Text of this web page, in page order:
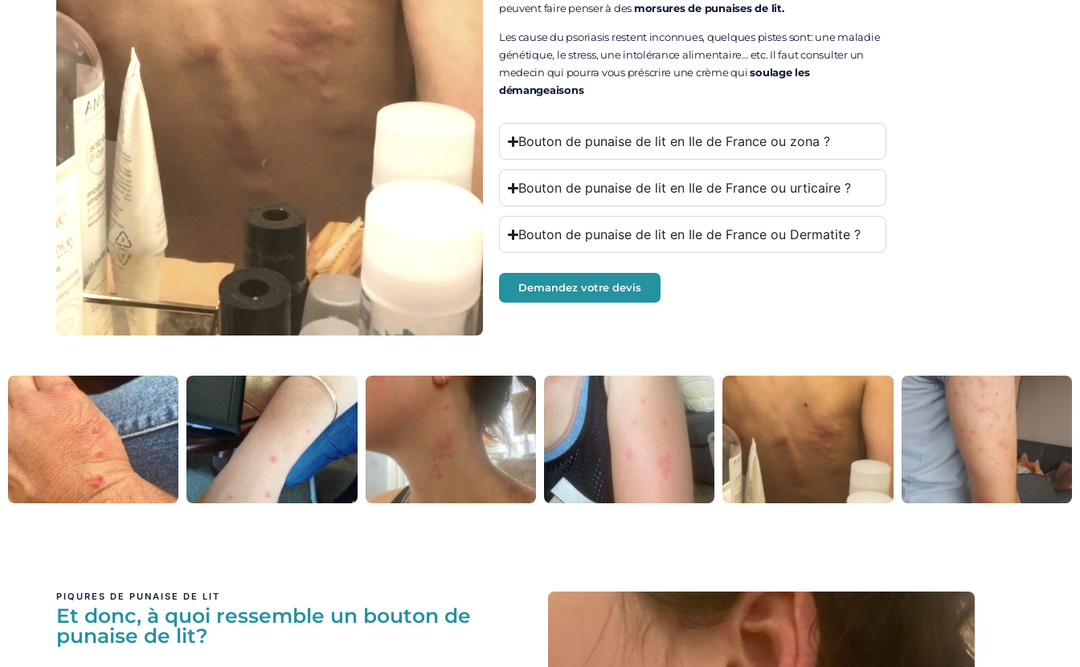
peuvent faire penser à des morsures de punaises de lit.
Les cause du psoriasis restent inconnues, quelques pistes sont: une maladie
génétique, le stress, une intolérance alimentaire… etc. Il faut consulter un
medecin qui pourra vous préscrire une crème quisoulage les
démangeaisons
Bouton de punaise de lit en Ile de France ou zona ?
Bouton de punaise de lit en Ile de France ou urticaire ?
Bouton de punaise de lit en Ile de France ou Dermatite ?
Demandez votre devis
PIQURES DE PUNAISE DE LIT
Et donc, à quoi ressemble un bouton de
punaise de lit?